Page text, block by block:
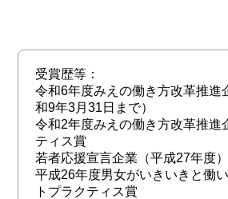
受賞歴等：
令和6年度みえの働き方改革推進
和9年3月31日まで）
令和2年度みえの働き方改革推進
ティス賞
若者応援宣言企業（平成27年度）
平成26年度男女がいきいきと働
トプラクティス賞